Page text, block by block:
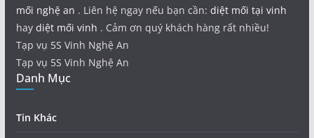
mối nghệ an . Liên hệ ngay nếu bạn cần: diệt mối tại vinh
hay diệt mối vinh . Cảm ơn quý khách hàng rất nhiều!
Tạp vụ 5S Vinh Nghệ An
Tạp vụ 5S Vinh Nghệ An
Danh Mục
Tin Khác